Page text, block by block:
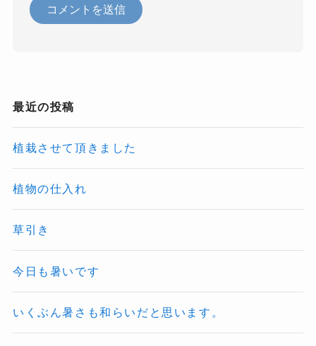
最近の投稿
植栽させて頂きました
植物の仕入れ
草引き
今日も暑いです
いくぶん暑さも和らいだと思います。